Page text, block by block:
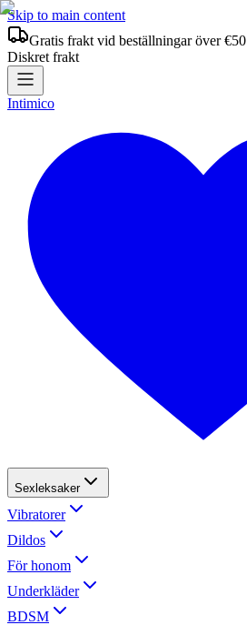
Skip to main content
Gratis frakt vid beställningar över €50
Diskret frakt
Intimico
Sexleksaker
Vibratorer
Dildos
För honom
Underkläder
BDSM